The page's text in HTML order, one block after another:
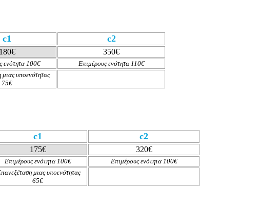
c1 c2
180€ 350€
ενότητα 100€
Επιμέρους ενότητα 110€
μιας υποενότητας
75€
c1 c2
175€ 320€
Επιμέρους ενότητα 100€
Επιμέρους ενότητα 100€
μιας υποενότητας
65€